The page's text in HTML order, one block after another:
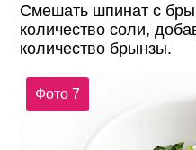
Смешать шпинат с
количество соли,
количество брынзы.
Фото 7